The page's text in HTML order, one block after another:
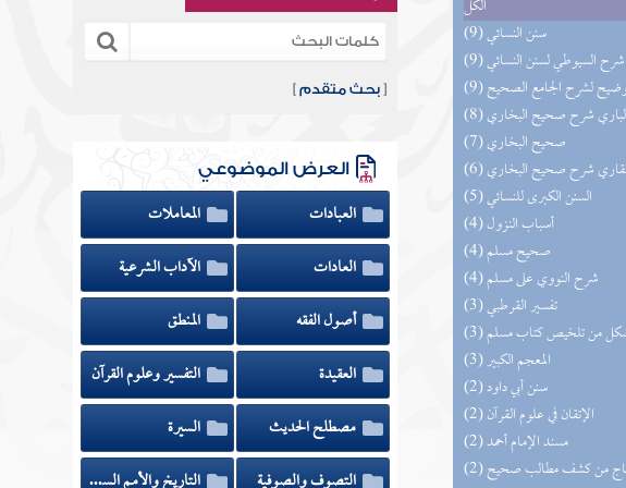
الكل
(9) سنن النسائي
(9) شرح السيوطي لسنن النسائي
لشرح الجامع الصحيح
الباري شرح صحيح البخاري
(7) صحيح البخاري
القاري شرح صحيح البخاري
(5) السنن الكبرى للنسائي
(4) أسباب النزول
(4) صحيح مسلم
(4) شرح النووي على مسلم
(3) تفسير القرطبي
أشكل من تلخيص كتاب مسلم
(3) المعجم الكبير
(2) سنن أبي داود
(2) الإتقان في علوم القرآن
(2) مسند الإمام أحمد
(2) السراج الوهاج من كشف مطالب صحيح
[بحث متقدم ]
العرض الموضوعي
العبادات
المعاملات
العادات
الآداب الشرعية
أصول الفقه
المنطق
العقيدة
التفسير وعلوم القرآن
مصطلح الحديث
السيرة
التصوف والصوفية
التاريخ والأمم السابقة